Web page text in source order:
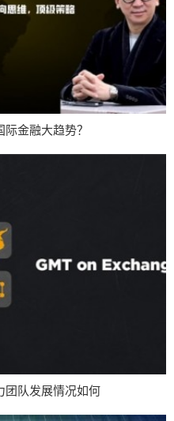
金融大趋势？
团队发展情况如何